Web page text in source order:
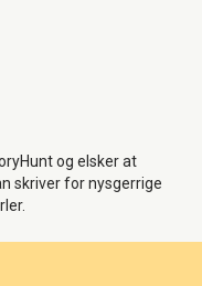
og elsker at
skriver for nysgerrige